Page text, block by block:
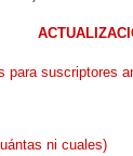
para suscriptores
ni cuales)